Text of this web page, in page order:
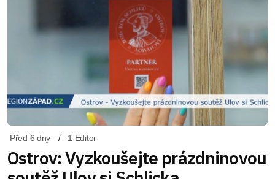
Před 6 dny 1 Editor
Ostrov: Vyzkoušejte prázdninovou